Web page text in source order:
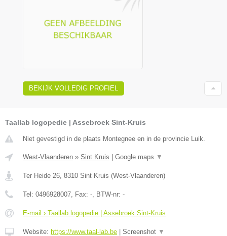
BEKIJK VOLLEDIG PROFIEL
Taallab logopedie | Assebroek Sint-Kruis
Niet gevestigd in de plaats Montegnee en in de provincie Luik.
West-Vlaanderen » Sint Kruis | Google maps ▼
Ter Heide 26 8310 Sint Kruis (West-Vlaanderen)
Tel: 0496928007 , Fax: - , BTW-nr: -
E-mail › Taallab logopedie | Assebroek Sint-Kruis
Website: https://www.taal-lab.be | Screenshot ▼